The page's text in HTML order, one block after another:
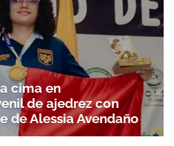
cima en
de ajedrez con
de Alessia Avendaño